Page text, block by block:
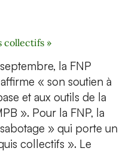
collectifs »
la FNP
« son soutien à
et aux outils de la
». Pour la FNP, la
» qui porte un
collectifs ». Le